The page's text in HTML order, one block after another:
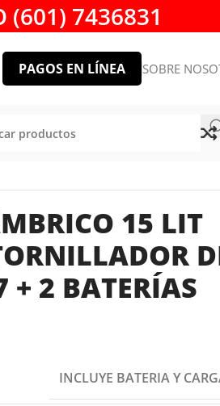
(601) 7436831
PAGOS EN LÍNEA SOBRE
15 LIT
+ 2 BATERÍAS
INCLUYE BATERIA Y